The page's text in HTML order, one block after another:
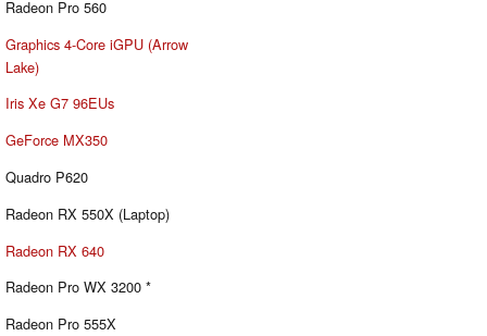
Radeon Pro 560
Graphics 4-Core iGPU (Arrow
Lake)
Iris Xe G7 96EUs
GeForce MX350
Quadro P620
Radeon RX 550X (Laptop)
Radeon RX 640
Radeon Pro WX 3200 *
Radeon Pro 555X